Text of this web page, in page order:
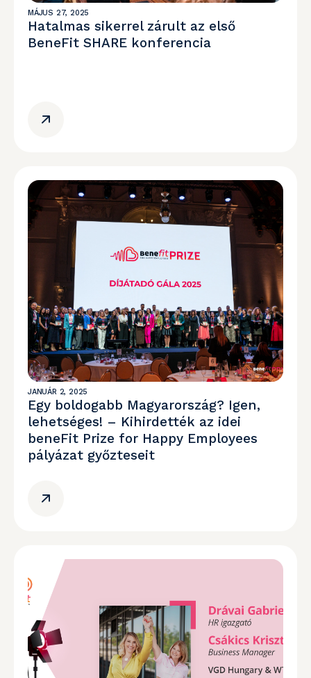
MÁJUS 27, 2025
Hatalmas sikerrel zárult az első
BeneFit SHARE konferencia
JANUÁR 2, 2025
Egy boldogabb Magyarország? Igen,
lehetséges! – Kihirdették az idei
beneFit Prize for Happy Employees
pályázat győzteseit